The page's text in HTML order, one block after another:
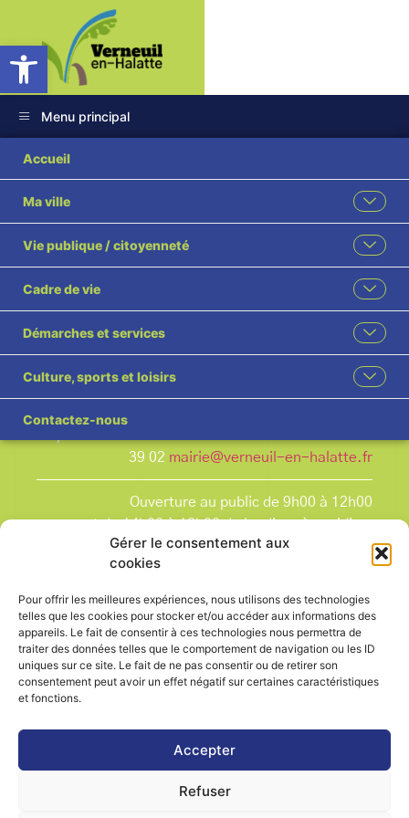
Ouvrir la barre d’outils
Gérer le consentement aux
cookies
Pour offrir les meilleures expériences, nous utilisons des technologies
telles que les cookies pour stocker et/ou accéder aux informations des
appareils. Le fait de consentir à ces technologies nous permettra de
traiter des données telles que le comportement de navigation ou les ID
uniques sur ce site. Le fait de ne pas consentir ou de retirer son
consentement peut avoir un effet négatif sur certaines caractéristiques
et fonctions.
Accepter
Refuser
Menu principal
Accueil
Ma ville
Vie publique / citoyenneté
Cadre de vie
Démarches et services
Culture, sports et loisirs
Contactez-nous
20230521_142313
39 02 mairie@verneuil-en-halatte.fr
Ouverture au public de 9h00 à 12h00
et de 14h00 à 18h00 du lundi après-midi au
vendredi,
et le samedi de 9h00 à 12h00.
que les jours fériés.